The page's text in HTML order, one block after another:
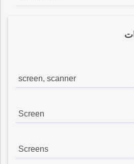
screen, scanner
Screen
Screens